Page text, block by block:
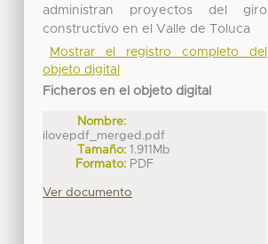
administran proyectos del giro
constructivo en el Valle de Toluca
Mostrar el registro completo del
objeto digital
Ficheros en el objeto digital
Nombre:
ilovepdf_merged.pdf
Tamaño: 1.911Mb
Formato: PDF
Ver documento